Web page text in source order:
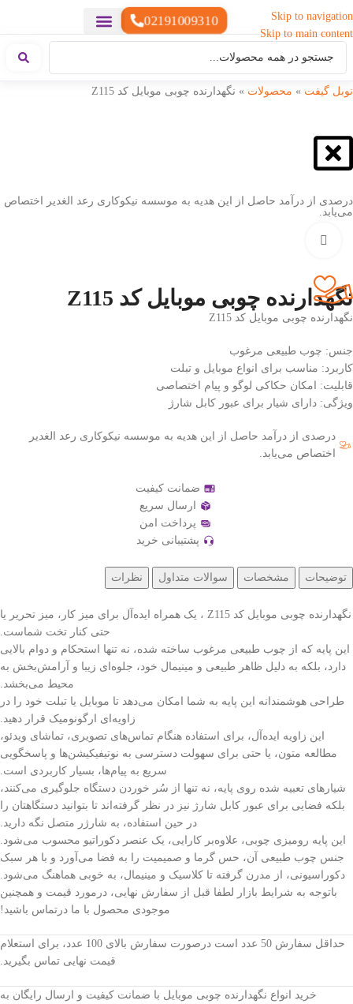
Skip to navigation
Skip to main content
02191009310
نوبل گیفت » محصولات » نگهدارنده چوبی موبایل کد Z115
درصدی از درآمد حاصل از این هدیه به موسسه نیکوکاری رعد الغدیر اختصاص
می‌یابد.
نگهدارنده چوبی موبایل کد Z115
نگهدارنده چوبی موبایل کد Z115
جنس: چوب طبیعی مرغوب
کاربرد: مناسب برای انواع موبایل و تبلت
قابلیت: امکان حکاکی لوگو و پیام اختصاصی
ویژگی: دارای شیار برای عبور کابل شارژ
درصدی از درآمد حاصل از این هدیه به موسسه نیکوکاری رعد الغدیر
اختصاص می‌یابد.
ضمانت کیفیت
ارسال سریع
پرداخت امن
پشتیبانی خرید
توضیحات مشخصات سوالات متداول نظرات
نگهدارنده چوبی موبایل کد Z115 ، یک همراه ایده‌آل برای میز کار، میز تحریر یا
حتی کنار تخت شماست.
این پایه که از چوب طبیعی مرغوب ساخته شده، نه تنها استحکام و دوام بالایی
دارد، بلکه به دلیل ظاهر طبیعی و مینیمال خود، جلوه‌ای زیبا و آرامش‌بخش به
محیط می‌بخشد.
طراحی هوشمندانه این پایه به شما امکان می‌دهد تا موبایل یا تبلت خود را در
زاویه‌ای ارگونومیک قرار دهید.
این زاویه ایده‌آل، برای استفاده هنگام تماس‌های تصویری، تماشای ویدئو،
مطالعه متون، یا حتی برای سهولت دسترسی به نوتیفیکیشن‌ها و پاسخگویی
سریع به پیام‌ها، بسیار کاربردی است.
شیارهای تعبیه شده روی پایه، نه تنها از سُر خوردن دستگاه جلوگیری می‌کنند،
بلکه فضایی برای عبور کابل شارژ نیز در نظر گرفته‌اند تا بتوانید دستگاهتان را
در حین استفاده، به شارژر متصل نگه دارید.
این پایه رومیزی چوبی، علاوه‌بر کارایی، یک عنصر دکوراتیو محسوب می‌شود.
جنس چوب طبیعی آن، حس گرما و صمیمیت را به فضا می‌آورد و با هر سبک
دکوراسیونی، از مدرن گرفته تا کلاسیک و مینیمال، به خوبی هماهنگ می‌شود.
باتوجه به شرایط بازار لطفا قبل از سفارش نهایی، درمورد قیمت و همچنین
موجودی محصول با ما درتماس باشید!
حداقل سفارش 50 عدد است درصورت سفارش بالای 100 عدد، برای استعلام
قیمت نهایی تماس بگیرید.
خرید انواع نگهدارنده چوبی موبایل با ضمانت کیفیت و ارسال رایگان به